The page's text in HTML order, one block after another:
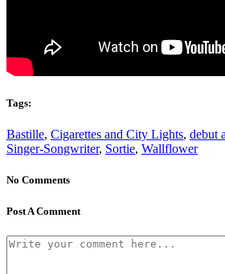
Tags:
Bastille, Cigarettes and City Lights, debut
Singer-Songwriter, Sortie, Wallflower
No Comments
Post A Comment